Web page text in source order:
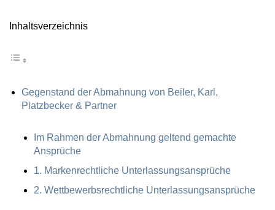
Inhaltsverzeichnis
Gegenstand der Abmahnung von Beiler, Karl,
Platzbecker & Partner
Im Rahmen der Abmahnung geltend gemachte
Ansprüche
1. Markenrechtliche Unterlassungsansprüche
2. Wettbewerbsrechtliche Unterlassungsansprüche